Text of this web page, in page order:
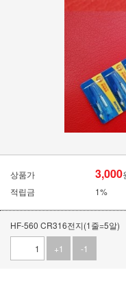
상품가 3,000
적립금
1%
HF-560 CR316전지(1줄=5알)
+1
-1